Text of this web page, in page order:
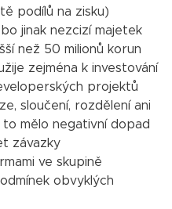
podílů na zisku)
jinak nezcizí majetek
než 50 milionů korun
zejména k investování
projektů
sloučení, rozdělení ani
mělo negativní dopad
závazky
ve skupině
obvyklých